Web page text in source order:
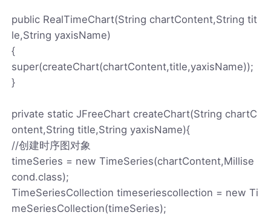
public RealTimeChart(String chartContent,String tit
le,String yaxisName)
{
super(createChart(chartContent,title,yaxisName));
}
private static JFreeChart createChart(String chartC
ontent,String title,String yaxisName){
//创建时序图对象
timeSeries = new TimeSeries(chartContent,Millise
cond.class);
TimeSeriesCollection timeseriescollection = new Ti
meSeriesCollection(timeSeries);